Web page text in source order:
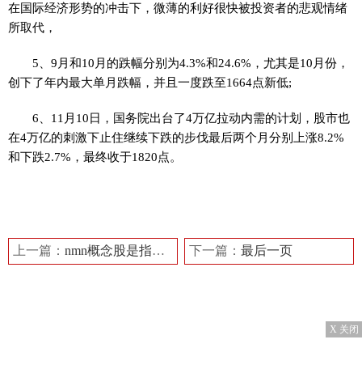
在国际经济形势的冲击下，微薄的利好很快被投资者的悲观情绪
所取代，
5、9月和10月的跌幅分别为4.3%和24.6%，尤其是10月份，
创下了年内最大单月跌幅，并且一度跌至1664点新低;
6、11月10日，国务院出台了4万亿拉动内需的计划，股市也
在4万亿的刺激下止住继续下跌的步伐最后两个月分别上涨8.2%
和下跌2.7%，最终收于1820点。
上一篇： nmn概念股是指什么？NMN相关上市公司有哪些？ 下一篇：最后一页
X 关闭